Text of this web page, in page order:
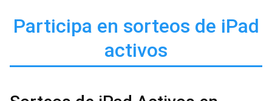
Participa en sorteos de iPad
activos